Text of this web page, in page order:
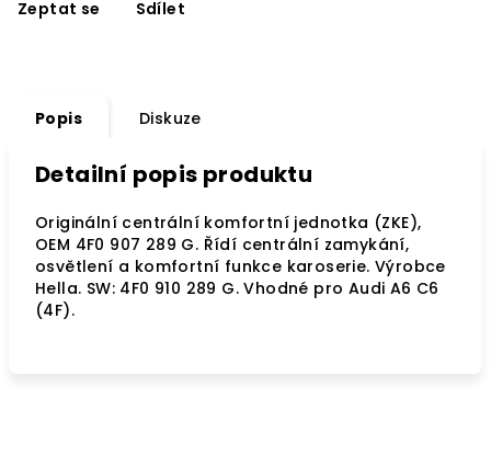
Zeptat se Sdílet
Popis Diskuze
Detailní popis produktu
Originální centrální komfortní jednotka (ZKE),
OEM 4F0 907 289 G. Řídí centrální zamykání,
osvětlení a komfortní funkce karoserie. Výrobce
Hella. SW: 4F0 910 289 G. Vhodné pro Audi A6 C6
(4F).